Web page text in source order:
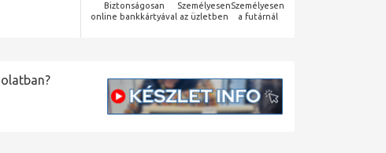
Biztonságosan
online bankkártyával
Személyesen
az üzletben
Személyesen
a futárnál